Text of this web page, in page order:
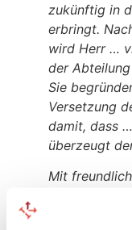
zukünftig in
erbringt.
wird Herr …
der Abteilung
Sie
Versetzung
damit, dass
überzeugt
Mit